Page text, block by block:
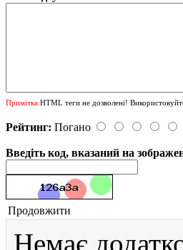
Примітка:HTML теги не дозволені!
Рейтинг: Погано
Введіть код, вказаний на
Продовжити
Немає